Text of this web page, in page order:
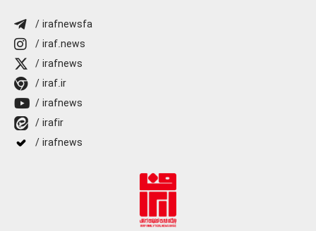
/ irafnewsfa
/ iraf.news
/ irafnews
/ iraf.ir
/ irafnews
/ irafir
/ irafnews